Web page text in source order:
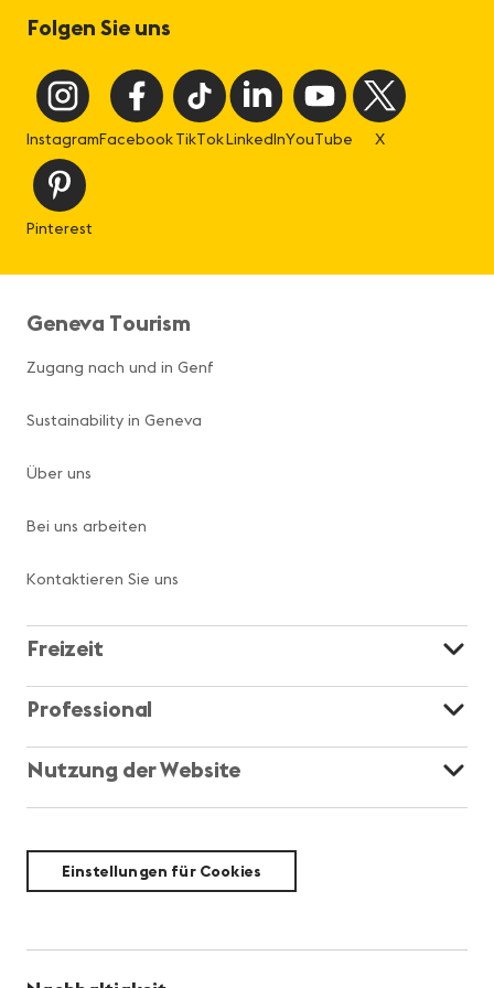
Folgen Sie uns
InstagramFacebookTikTokLinkedInYouTube X
Pinterest
Geneva Tourism
Zugang nach und in Genf
Sustainability in Geneva
Über uns
Bei uns arbeiten
Kontaktieren Sie uns
Freizeit
Professional
Nutzung der Website
Einstellungen für Cookies